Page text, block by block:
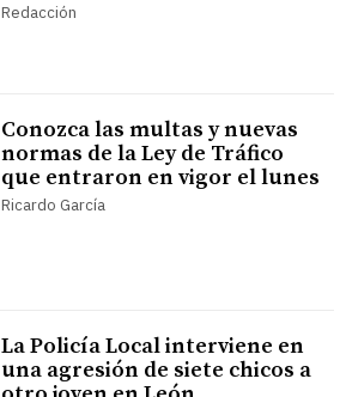
Redacción
Conozca las multas y nuevas
normas de la Ley de Tráfico
que entraron en vigor el lunes
Ricardo García
La Policía Local interviene en
una agresión de siete chicos a